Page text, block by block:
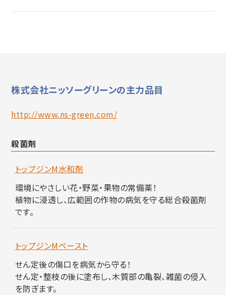
株式会社ニッソーグリーンの主力品目
http://www.ns-green.com/
殺菌剤
トップジンM水和剤
環境にやさしい花・野菜・果物の常備薬！
植物に浸透し、広範囲の作物の病気を守る総合殺菌剤
です。
トップジンMペースト
せん定後の傷口を病気から守る！
せん定・整枝の後に塗布し、木質部の亀裂、雑菌の侵入
を防ぎます。